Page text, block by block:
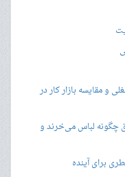
مقایسه بازار کار در
چگونه لباس می‌خرند و
برای آینده